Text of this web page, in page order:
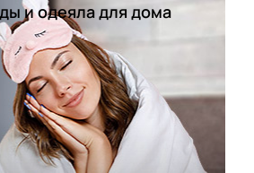
и одеяла для дома